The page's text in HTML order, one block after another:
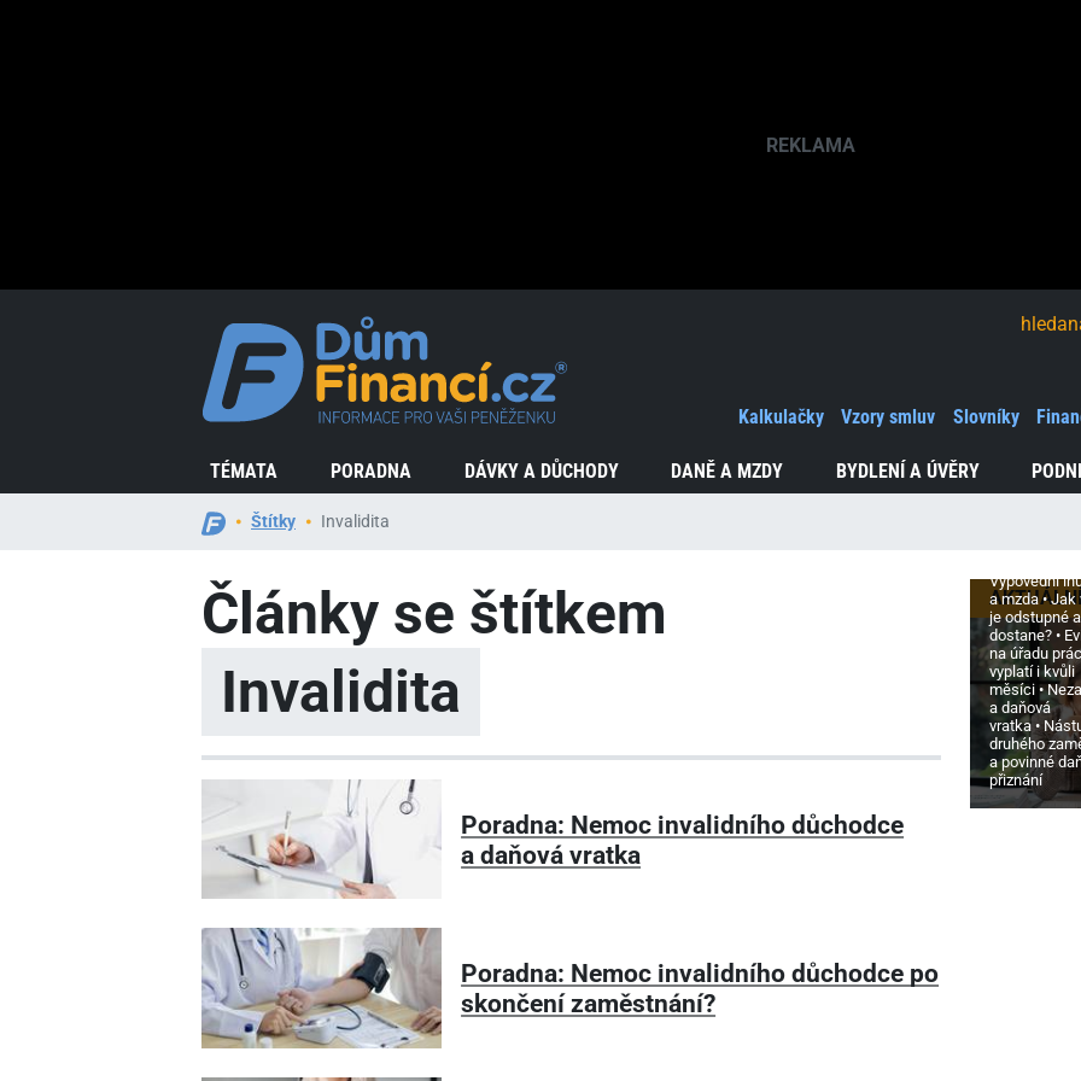
TÉMATA PORADNA DÁVKY A DŮCHODY DANĚ A MZDY BYDLENÍ A ÚVĚRY
Kalkulačky Vzory smluv Slovníky
Štítky Invalidita
Články se štítkem
Invalidita
Poradna: Nemoc invalidního důchodce
a daňová vratka
Poradna: Nemoc invalidního důchodce po
skončení zaměstnání?
a
Výpovědní
a mzda
Jak
je odstupné
dostane?
na úřadu
vyplatí i kvůli
měsíci
a daňová
vratka
druhého
a povinné
přiznání